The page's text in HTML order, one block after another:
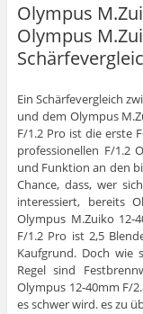
Olympus
Olympus
Ein Schärfevergleich
und dem Olympus
F/1.2 Pro ist die erste
professionellen F/1.2
und Funktion an den
Chance, dass, wer
interessiert, bereits
Olympus M.Zuiko 12-
F/1.2 Pro ist 2,5
Kaufgrund. Doch wie
Regel sind
Olympus 12-40mm F/
es schwer wird. es zu